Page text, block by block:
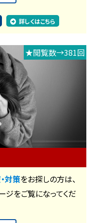
詳しくはこちら
★閲覧数→381回
対策をお探しの方は、
ジをご覧になってくだ